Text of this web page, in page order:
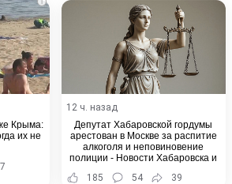
Email
Крыма:
их не
12 ч. назад
Депутат Хабаровской гордумы
арестован в Москве за распитие
алкоголя и неповиновение
полиции - Новости Хабаровска и
185 54 39